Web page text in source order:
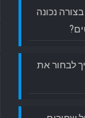
נכונה
לבחור את